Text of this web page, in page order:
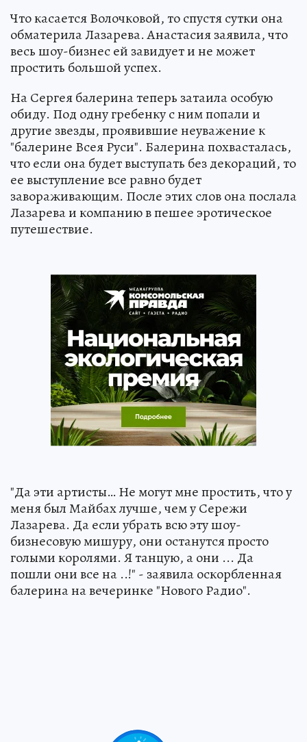
Что касается Волочковой, то спустя сутки она
обматерила Лазарева. Анастасия заявила, что
весь шоу-бизнес ей завидует и не может
простить большой успех.
На Сергея балерина теперь затаила особую
обиду. Под одну гребенку с ним попали и
другие звезды, проявившие неуважение к
"балерине Всея Руси". Балерина похвасталась,
что если она будет выступать без декораций, то
ее выступление все равно будет
завораживающим. После этих слов она послала
Лазарева и компанию в пешее эротическое
путешествие.
"Да эти артисты… Не могут мне простить, что у
меня был Майбах лучше, чем у Сережи
Лазарева. Да если убрать всю эту шоу-
бизнесовую мишуру, они останутся просто
голыми королями. Я танцую, а они ... Да
пошли они все на ..!" - заявила оскорбленная
балерина на вечеринке "Нового Радио".